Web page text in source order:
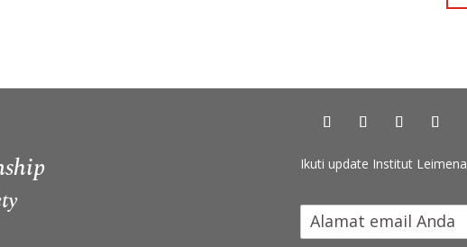
Ikuti update Institut Leimena